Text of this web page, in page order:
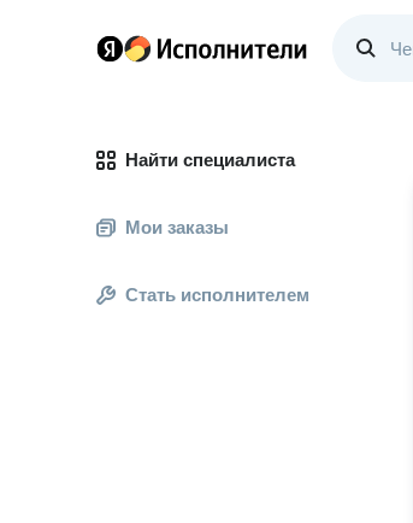
Найти специалиста
Мои заказы
Стать исполнителем